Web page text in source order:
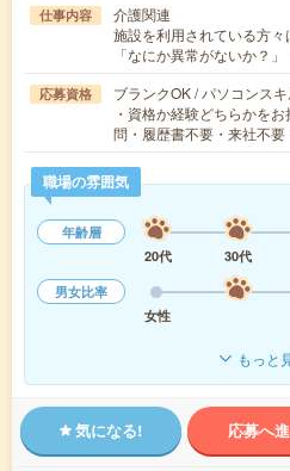
仕事内容
介護関連
施設を利用されている方々
「なにか異常がないか？
応募資格
ブランクOK / パソコンス
・資格か経験どちらかを
問・履歴書不要・来社不
職場の雰囲気
年齢層
20代
30代
男女比率
女性
もっと
気になる! 応募へ